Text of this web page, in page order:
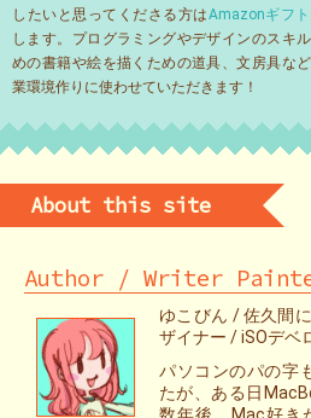
したいと思ってくださる方はAmazonギフト
します。プログラミングやデザインのスキ
めの書籍や絵を描くための道具、文房具な
業環境作りに使わせていただきます！
About this site
Author / Writer
ゆこびん / 佐久間
ザイナー / iSOデベ
パソコンのパの字
たが、ある日
数年後、Mac好き